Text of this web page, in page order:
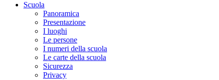
Scuola
Panoramica
Presentazione
I luoghi
Le persone
I numeri della scuola
Le carte della scuola
Sicurezza
Privacy